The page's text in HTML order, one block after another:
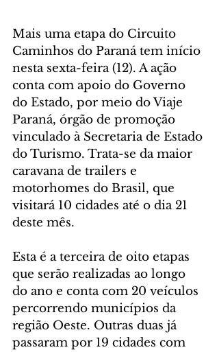
Mais uma etapa do Circuito
Caminhos do Paraná tem início
nesta sexta-feira (12). A ação
conta com apoio do Governo
do Estado, por meio do Viaje
Paraná, órgão de promoção
vinculado à Secretaria de Estado
do Turismo. Trata-se da maior
caravana de trailers e
motorhomes do Brasil, que
visitará 10 cidades até o dia 21
deste mês.
Esta é a terceira de oito etapas
que serão realizadas ao longo
do ano e conta com 20 veículos
percorrendo municípios da
região Oeste. Outras duas já
passaram por 19 cidades com